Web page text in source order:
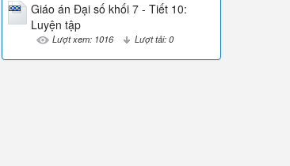
Giáo án Đại số khối 7 - Tiết 10:
Luyện tập
Lượt xem: 1016 Lượt tải: 0